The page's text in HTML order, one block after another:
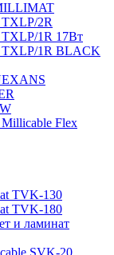
TXLP/2R
TXLP/1R 17Вт
TXLP/1R BLACK
Millicable Flex
TVK-130
TVK-180
и ламинат
SVK-20